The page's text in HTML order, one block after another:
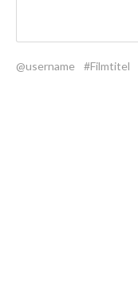
@username #Filmtitel